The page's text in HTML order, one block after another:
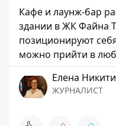
Кафе и лаунж-бар
здании в ЖК Файна
позиционируют
можно прийти в
Елена
ЖУРНАЛИСТ